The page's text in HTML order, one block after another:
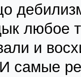
любое
и
самые